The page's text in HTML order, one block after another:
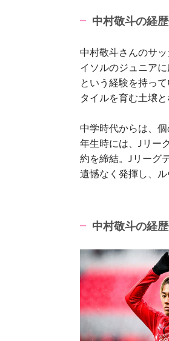
中村敬斗の経
中村敬斗さんのサ
イソルのジュニア
という経験を持って
タイルを育む土壌と
中学時代からは、
年生時には、Jリー
約を締結。
Jリーグ
遺憾なく発揮し、
中村敬斗の経